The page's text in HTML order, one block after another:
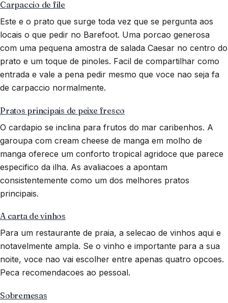
Carpaccio de file
Este e o prato que surge toda vez que se pergunta aos
locais o que pedir no Barefoot. Uma porcao generosa
com uma pequena amostra de salada Caesar no centro do
prato e um toque de pinoles. Facil de compartilhar como
entrada e vale a pena pedir mesmo que voce nao seja fa
de carpaccio normalmente.
Pratos principais de peixe fresco
O cardapio se inclina para frutos do mar caribenhos. A
garoupa com cream cheese de manga em molho de
manga oferece um conforto tropical agridoce que parece
especifico da ilha. As avaliacoes a apontam
consistentemente como um dos melhores pratos
principais.
A carta de vinhos
Para um restaurante de praia, a selecao de vinhos aqui e
notavelmente ampla. Se o vinho e importante para a sua
noite, voce nao vai escolher entre apenas quatro opcoes.
Peca recomendacoes ao pessoal.
Sobremesas